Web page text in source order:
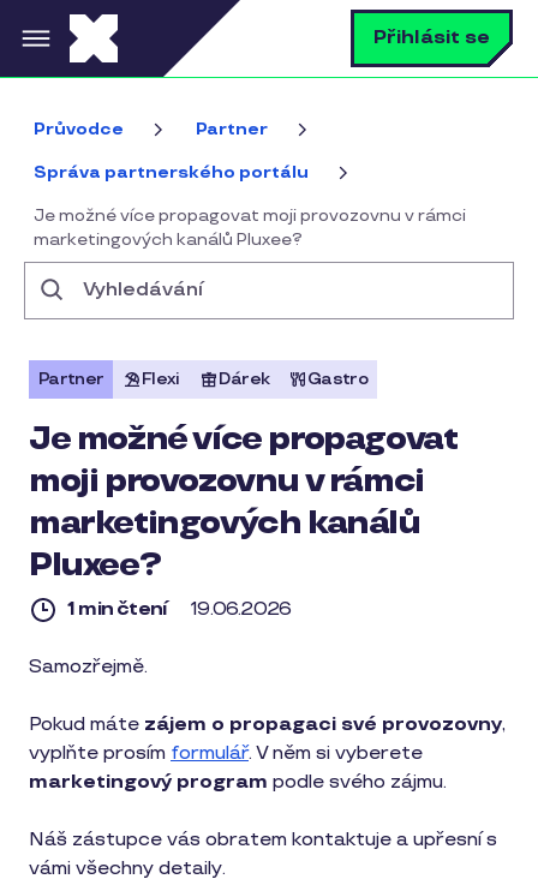
Přejít k hlavnímu obsahu Přihlásit se
Průvodce Partner
Správa partnerského portálu
Je možné více propagovat moji provozovnu v rámci
marketingových kanálů Pluxee?
Partner Flexi Dárek Gastro
Je možné více propagovat
moji provozovnu v rámci
marketingových kanálů
Pluxee?
1 min čtení 19.06.2026
1
Samozřejmě.
Pokud máte zájem o propagaci své provozovny,
vyplňte prosím formulář. V něm si vyberete
marketingový program podle svého zájmu.
Náš zástupce vás obratem kontaktuje a upřesní s
vámi všechny detaily.